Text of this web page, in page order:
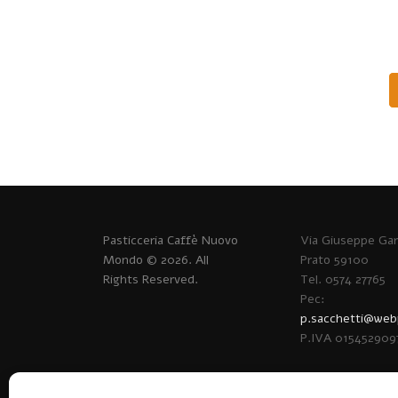
Via Giuseppe
Prato 59100
Tel. 0574 27765
Pec:
P.IVA
Pasticceria Caffè Nuovo
Mondo © 2026. All
Rights Reserved.